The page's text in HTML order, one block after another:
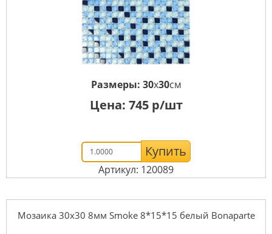
Размеры: 30x30см
Цена: 745р/шт
Купить
Артикул: 120089
Мозаика 30x30 8мм Smoke 8*15*15 белый Bonaparte